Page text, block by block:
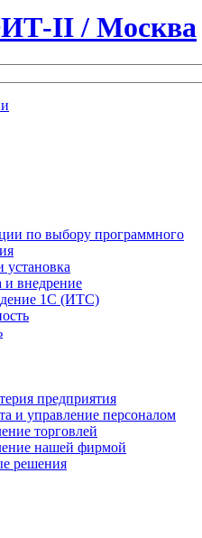
II/ Москва
по выбору программного
установка
и внедрение
1С (ИТС)
предприятия
и управление персоналом
торговлей
нашей фирмой
решения